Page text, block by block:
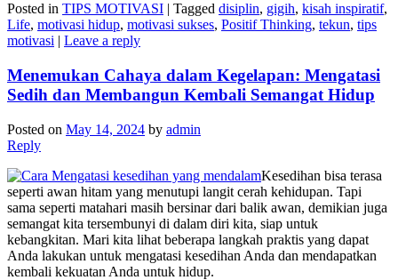
Posted in TIPS MOTIVASI | Tagged disiplin, gigih, kisah inspiratif,
Life, motivasi hidup, motivasi sukses, Positif Thinking, tekun, tips
motivasi | Leave a reply
Menemukan Cahaya dalam Kegelapan: Mengatasi
Sedih dan Membangun Kembali Semangat Hidup
Posted on May 14, 2024 by admin
Reply
Kesedihan bisa terasa
seperti awan hitam yang menutupi langit cerah kehidupan. Tapi
sama seperti matahari masih bersinar dari balik awan, demikian juga
semangat kita tersembunyi di dalam diri kita, siap untuk
kebangkitan. Mari kita lihat beberapa langkah praktis yang dapat
Anda lakukan untuk mengatasi kesedihan Anda dan mendapatkan
kembali kekuatan Anda untuk hidup.